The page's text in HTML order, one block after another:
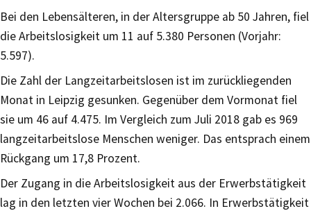
Bei den Lebensälteren, in der Altersgruppe ab 50 Jahren, fiel
die Arbeitslosigkeit um 11 auf 5.380 Personen (Vorjahr:
5.597).
Die Zahl der Langzeitarbeitslosen ist im zurückliegenden
Monat in Leipzig gesunken. Gegenüber dem Vormonat fiel
sie um 46 auf 4.475. Im Vergleich zum Juli 2018 gab es 969
langzeitarbeitslose Menschen weniger. Das entsprach einem
Rückgang um 17,8 Prozent.
Der Zugang in die Arbeitslosigkeit aus der Erwerbstätigkeit
lag in den letzten vier Wochen bei 2.066. In Erwerbstätigkeit